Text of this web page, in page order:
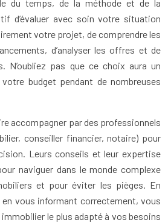
du temps, de la méthode et de la
d’évaluer avec soin votre situation
votre projet, de comprendre les
d’analyser les offres et de
N’oubliez pas que ce choix aura un
budget pendant de nombreuses
accompagner par des professionnels
conseiller financier, notaire) pour
Leurs conseils et leur expertise
naviguer dans le monde complexe
et pour éviter les pièges. En
vous informant correctement, vous
le plus adapté à vos besoins